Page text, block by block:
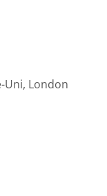
Uni, London